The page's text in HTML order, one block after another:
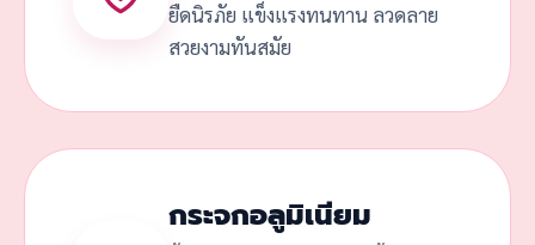
ยืดนิรภัย แข็งแรงทนทาน ลวดลาย
สวยงามทันสมัย
กระจกอลูมิเนียม